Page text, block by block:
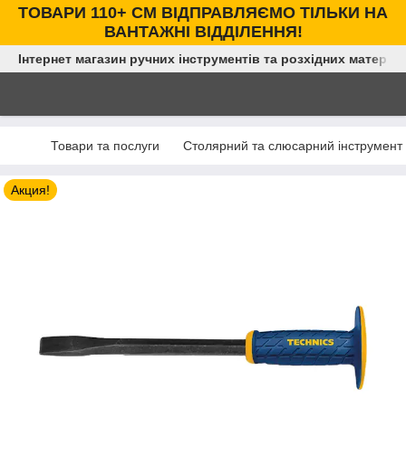
ТОВАРИ 110+ СМ ВІДПРАВЛЯЄМО ТІЛЬКИ НА
ВАНТАЖНІ ВІДДІЛЕННЯ!
Інтернет магазин ручних інструментів та розхідних
Товари та послуги Столярний та слюсарний інструмент
Акция!